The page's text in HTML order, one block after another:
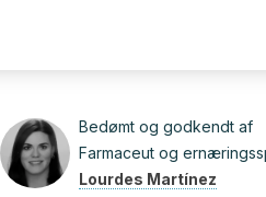
Bedømt og godkendt af
Farmaceut og
Lourdes Martínez